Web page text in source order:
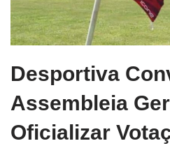
Desportiva
Assembleia
Oficializar